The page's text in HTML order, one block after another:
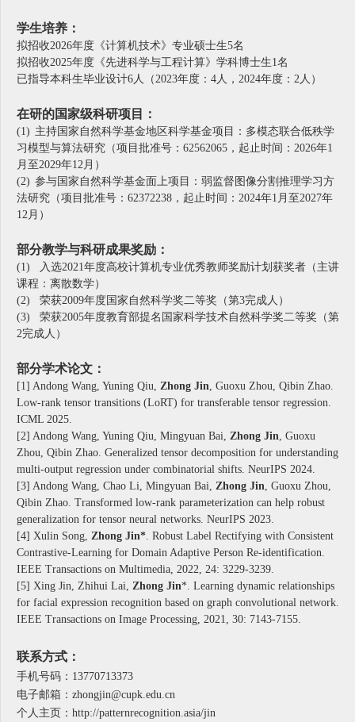
学生培养：
拟招收2026年度《计算机技术》专业硕士生5名
拟招收2025年度《先进科学与工程计算》学科博士生1名
已指导本科生毕业设计6人（2023年度：4人，2024年度：2人）
在研的国家级科研项目：
(1) 主持国家自然科学基金地区科学基金项目：多模态联合低秩学
习模型与算法研究（项目批准号：62562065，起止时间：2026年1
月至2029年12月）
(2) 参与国家自然科学基金面上项目：弱监督图像分割推理学习方
法研究（项目批准号：62372238，起止时间：2024年1月至2027年
12月）
部分教学与科研成果奖励：
(1) 入选2021年度高校计算机专业优秀教师奖励计划获奖者（主讲
课程：离散数学）
(2) 荣获2009年度国家自然科学奖二等奖（第3完成人）
(3) 荣获2005年度教育部提名国家科学技术自然科学奖二等奖（第
2完成人）
部分学术论文：
[1] Andong Wang, Yuning Qiu, Zhong Jin, Guoxu Zhou, Qibin Zhao.
Low-rank tensor transitions (LoRT) for transferable tensor regression.
ICML 2025.
[2] Andong Wang, Yuning Qiu, Mingyuan Bai, Zhong Jin, Guoxu
Zhou, Qibin Zhao. Generalized tensor decomposition for understanding
multi-output regression under combinatorial shifts. NeurIPS 2024.
[3] Andong Wang, Chao Li, Mingyuan Bai, Zhong Jin, Guoxu Zhou,
Qibin Zhao. Transformed low-rank parameterization can help robust
generalization for tensor neural networks. NeurIPS 2023.
[4] Xulin Song, Zhong Jin*. Robust Label Rectifying with Consistent
Contrastive-Learning for Domain Adaptive Person Re-identification.
IEEE Transactions on Multimedia, 2022, 24: 3229-3239.
[5] Xing Jin, Zhihui Lai, Zhong Jin*. Learning dynamic relationships
for facial expression recognition based on graph convolutional network.
IEEE Transactions on Image Processing, 2021, 30: 7143-7155.
联系方式：
手机号码：13770713373
电子邮箱： zhongjin@cupk.edu.cn
个人主页： http://patternrecognition.asia/jin